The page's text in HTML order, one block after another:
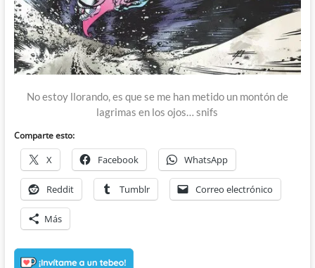
No estoy llorando, es que se me han metido un montón de
lagrimas en los ojos… snifs
Comparte esto:
X Facebook WhatsApp
Reddit Tumblr Correo electrónico
Más